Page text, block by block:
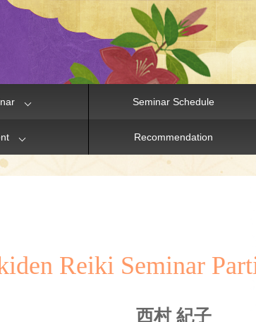
Seminar Schedule
Recommendation
Reiki Seminar
西村 紀子